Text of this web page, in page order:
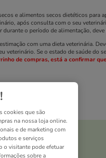
e alimentos secos dietéticos para
após consulta com o seu
o período de alimentação,
com uma dieta veterinária.
Se o estado de saúde do
de compras, está a confirmar
cookies que são
na nossa loja online.
e de marketing com
e serviços
o visitante pode efetuar
sobre a